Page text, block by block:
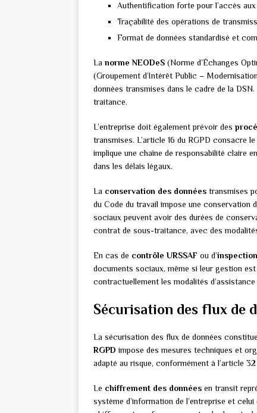
Authentification forte pour l’accès
Traçabilité des opérations de
Format de données standardisé et
La norme NEODeS (Norme d’Échanges
(Groupement d’Intérêt Public –
données transmises dans le cadre de la
traitance.
L’entreprise doit également prévoir des
transmises. L’article 16 du RGPD consacre
implique une chaîne de responsabilité claire
dans les délais légaux.
La conservation des données transmises
du Code du travail impose une conservation
sociaux peuvent avoir des durées de
contrat de sous-traitance, avec des
En cas de contrôle URSSAF ou d’
documents sociaux, même si leur gestion
contractuellement les modalités
Sécurisation des flux de
La sécurisation des flux de données
RGPD impose des mesures techniques et
adapté au risque, conformément à l’article
Le chiffrement des données en transit
système d’information de l’entreprise et